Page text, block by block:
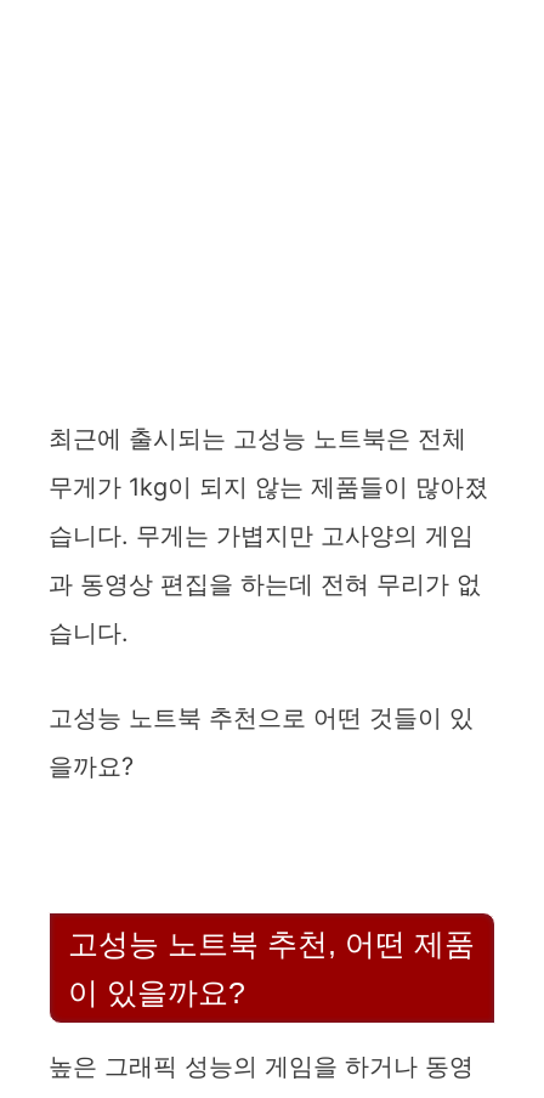
최근에 출시되는 고성능 노트북은 전체
무게가 1kg이 되지 않는 제품들이 많아졌
습니다. 무게는 가볍지만 고사양의 게임
과 동영상 편집을 하는데 전혀 무리가 없
습니다.
고성능 노트북 추천으로 어떤 것들이 있
을까요?
고성능 노트북 추천, 어떤 제품
이 있을까요?
높은 그래픽 성능의 게임을 하거나 동영